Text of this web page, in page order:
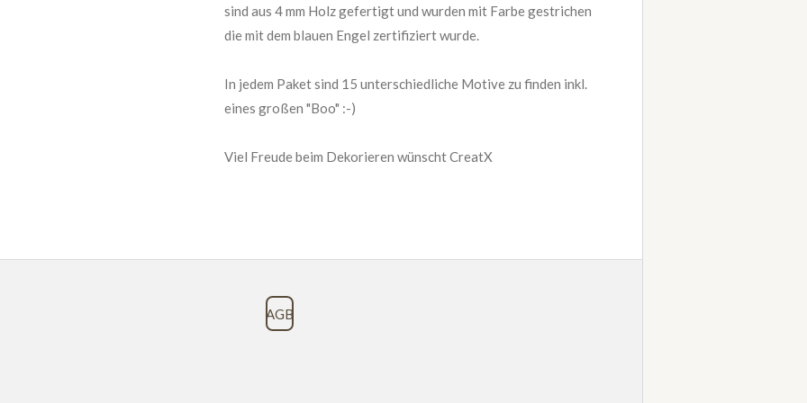
sind aus 4 mm Holz gefertigt und wurden mit Farbe gestrichen
die mit dem blauen Engel zertifiziert wurde.
In jedem Paket sind 15 unterschiedliche Motive zu finden inkl.
eines großen "Boo" :-)
Viel Freude beim Dekorieren wünscht CreatX
AGB